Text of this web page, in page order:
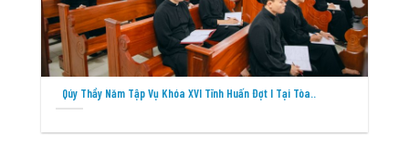
Qúy Thầy Năm Tập Vụ Khóa XVI Tĩnh Huấn Đợt I Tại Tòa..